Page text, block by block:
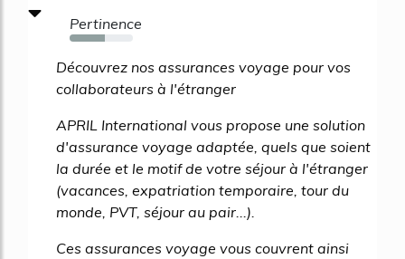
Pertinence
55%
Découvrez nos assurances voyage pour vos
collaborateurs à l'étranger
APRIL International vous propose une solution
d'assurance voyage adaptée, quels que soient
la durée et le motif de votre séjour à l'étranger
(vacances, expatriation temporaire, tour du
monde, PVT, séjour au pair...).
Ces assurances voyage vous couvrent ainsi